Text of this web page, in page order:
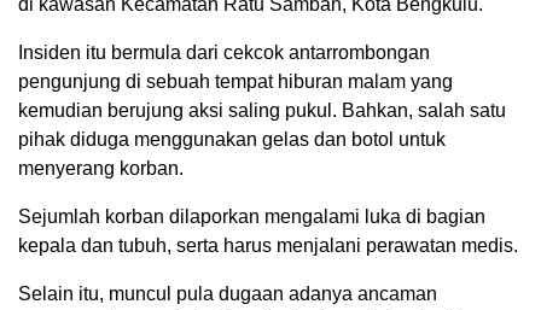
Insiden itu bermula dari cekcok antarrombongan
pengunjung di sebuah tempat hiburan malam yang
kemudian berujung aksi saling pukul. Bahkan, salah satu
pihak diduga menggunakan gelas dan botol untuk
menyerang korban.
Sejumlah korban dilaporkan mengalami luka di bagian
kepala dan tubuh, serta harus menjalani perawatan medis.
Selain itu, muncul pula dugaan adanya ancaman